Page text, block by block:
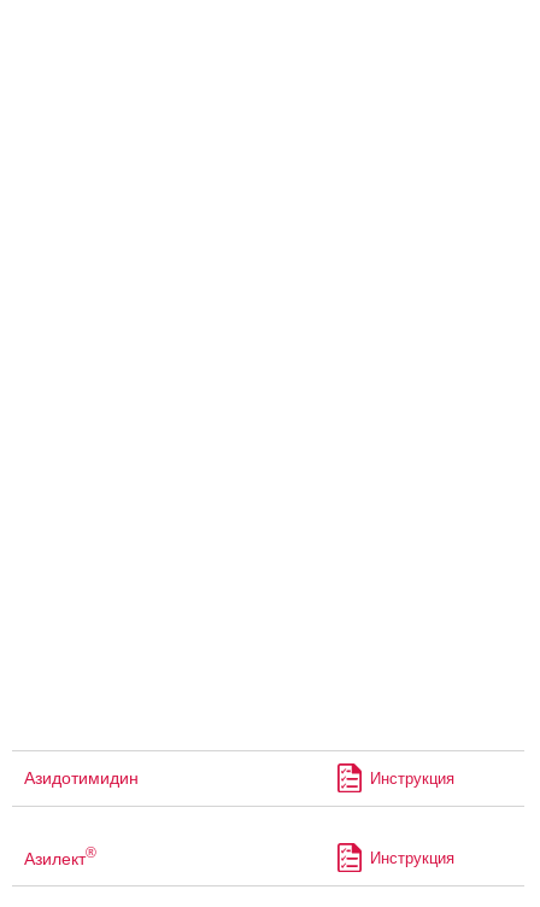
Азидотимидин Инструкция
Азилект® Инструкция